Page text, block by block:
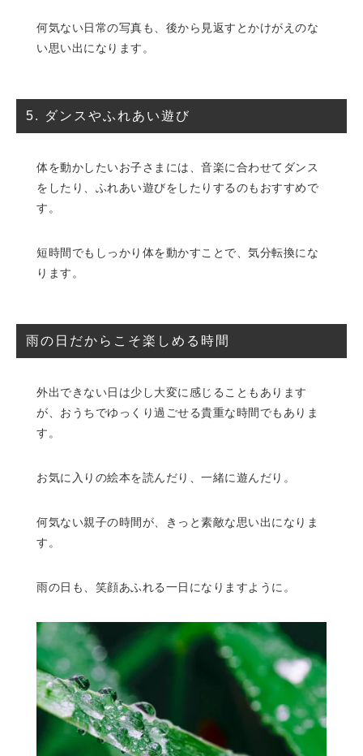
何気ない日常の写真も、後から見返すとかけがえのな
い思い出になります。
5. ダンスやふれあい遊び
体を動かしたいお子さまには、音楽に合わせてダンス
をしたり、ふれあい遊びをしたりするのもおすすめで
す。
短時間でもしっかり体を動かすことで、気分転換にな
ります。
雨の日だからこそ楽しめる時間
外出できない日は少し大変に感じることもあります
が、おうちでゆっくり過ごせる貴重な時間でもありま
す。
お気に入りの絵本を読んだり、一緒に遊んだり。
何気ない親子の時間が、きっと素敵な思い出になりま
す。
雨の日も、笑顔あふれる一日になりますように。